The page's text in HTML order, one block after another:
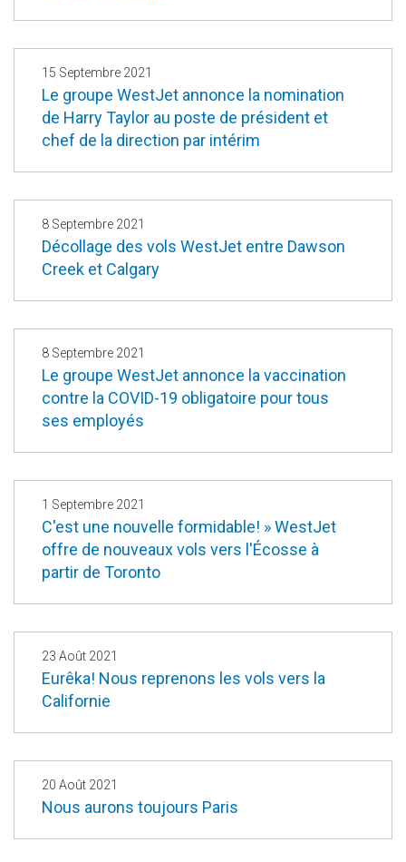
15 Septembre 2021
Le groupe WestJet annonce la nomination
de Harry Taylor au poste de président et
chef de la direction par intérim
8 Septembre 2021
Décollage des vols WestJet entre Dawson
Creek et Calgary
8 Septembre 2021
Le groupe WestJet annonce la vaccination
contre la COVID-19 obligatoire pour tous
ses employés
1 Septembre 2021
C'est une nouvelle formidable! » WestJet
offre de nouveaux vols vers l'Écosse à
partir de Toronto
23 Août 2021
Eurêka! Nous reprenons les vols vers la
Californie
20 Août 2021
Nous aurons toujours Paris